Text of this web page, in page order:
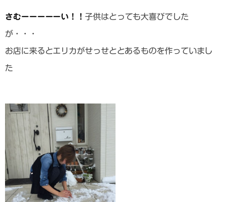
さむーーーーーい！！ 子供はとっても大喜びでした
が・・・
お店に来るとエリカがせっせととあるものを作っていまし
た